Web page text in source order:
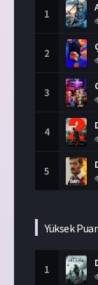
1
2
3
4
5
Yüksek
1